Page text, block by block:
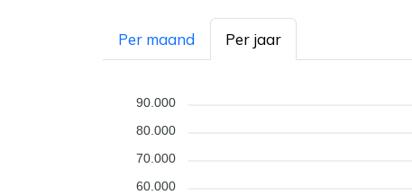
Per maand Per jaar
90.000
80.000
70.000
60.000